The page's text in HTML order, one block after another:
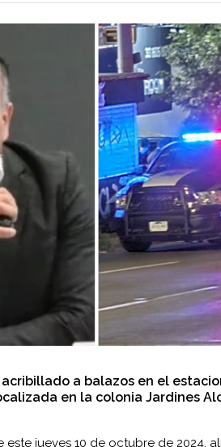
a balazos en el
en la colonia Jardines
jueves 10 de octubre de 2024,